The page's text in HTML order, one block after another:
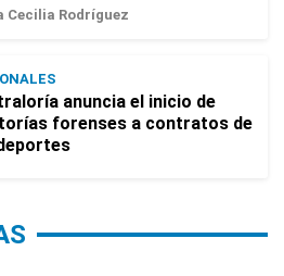
Cecilia Rodríguez
anuncia el inicio de
forenses a contratos de